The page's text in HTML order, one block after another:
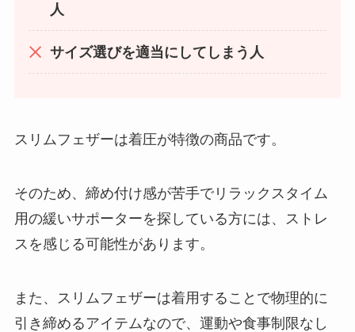
人
サイズ選びを適当にしてしまう人
スリムフェザーは着圧が特徴の商品です。
そのため、締め付け感が苦手でリラックスタイム
用の緩いサポーターを探している方には、ストレ
スを感じる可能性があります。
また、スリムフェザーは着用することで物理的に
引き締めるアイテムなので、運動や食事制限なし